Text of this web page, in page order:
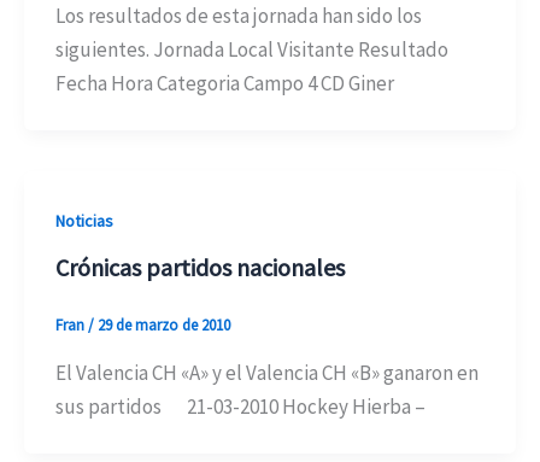
Los resultados de esta jornada han sido los
siguientes. Jornada Local Visitante Resultado
Fecha Hora Categoria Campo 4 CD Giner
Noticias
Crónicas partidos nacionales
Fran/ 29 de marzo de 2010
El Valencia CH «A» y el Valencia CH «B» ganaron en
sus partidos 21-03-2010 Hockey Hierba –